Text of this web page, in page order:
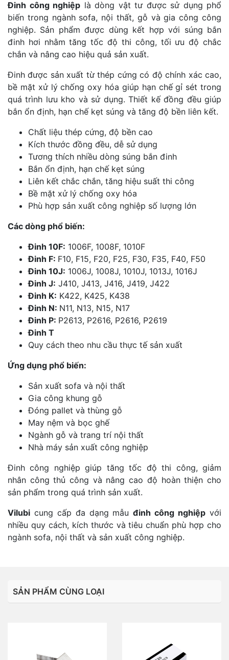
Đinh công nghiệp là dòng vật tư được sử dụng phổ
biến trong ngành sofa, nội thất, gỗ và gia công công
nghiệp. Sản phẩm được dùng kết hợp với súng bắn
đinh hơi nhằm tăng tốc độ thi công, tối ưu độ chắc
chắn và nâng cao hiệu quả sản xuất.
Đinh được sản xuất từ thép cứng có độ chính xác cao,
bề mặt xử lý chống oxy hóa giúp hạn chế gỉ sét trong
quá trình lưu kho và sử dụng. Thiết kế đồng đều giúp
bắn ổn định, hạn chế kẹt súng và tăng độ bền liên kết.
Chất liệu thép cứng, độ bền cao
Kích thước đồng đều, dễ sử dụng
Tương thích nhiều dòng súng bắn đinh
Bắn ổn định, hạn chế kẹt súng
Liên kết chắc chắn, tăng hiệu suất thi công
Bề mặt xử lý chống oxy hóa
Phù hợp sản xuất công nghiệp số lượng lớn
Các dòng phổ biến:
Đinh 10F: 1006F, 1008F, 1010F
Đinh F: F10, F15, F20, F25, F30, F35, F40, F50
Đinh 10J: 1006J, 1008J, 1010J, 1013J, 1016J
Đinh J: J410, J413, J416, J419, J422
Đinh K: K422, K425, K438
Đinh N: N11, N13, N15, N17
Đinh P: P2613, P2616, P2616, P2619
Đinh T
Quy cách theo nhu cầu thực tế sản xuất
Ứng dụng phổ biến:
Sản xuất sofa và nội thất
Gia công khung gỗ
Đóng pallet và thùng gỗ
May nệm và bọc ghế
Ngành gỗ và trang trí nội thất
Nhà máy sản xuất công nghiệp
Đinh công nghiệp giúp tăng tốc độ thi công, giảm
nhân công thủ công và nâng cao độ hoàn thiện cho
sản phẩm trong quá trình sản xuất.
Vilubi cung cấp đa dạng mẫuđinh công nghiệp với
nhiều quy cách, kích thước và tiêu chuẩn phù hợp cho
ngành sofa, nội thất và sản xuất công nghiệp.
SẢN PHẨM CÙNG LOẠI